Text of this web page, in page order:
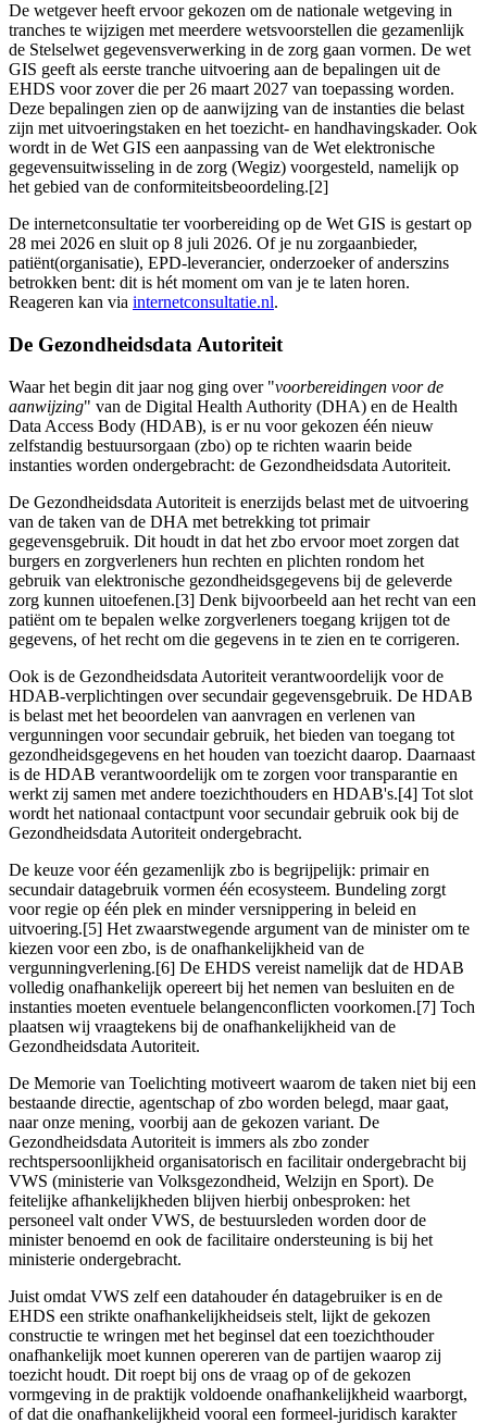
De wetgever heeft ervoor gekozen om de nationale wetgeving in
tranches te wijzigen met meerdere wetsvoorstellen die gezamenlijk
de Stelselwet gegevensverwerking in de zorg gaan vormen. De wet
GIS geeft als eerste tranche uitvoering aan de bepalingen uit de
EHDS voor zover die per 26 maart 2027 van toepassing worden.
Deze bepalingen zien op de aanwijzing van de instanties die belast
zijn met uitvoeringstaken en het toezicht- en handhavingskader. Ook
wordt in de Wet GIS een aanpassing van de Wet elektronische
gegevensuitwisseling in de zorg (Wegiz) voorgesteld, namelijk op
het gebied van de conformiteitsbeoordeling.[2]
De internetconsultatie ter voorbereiding op de Wet GIS is gestart op
28 mei 2026 en sluit op 8 juli 2026. Of je nu zorgaanbieder,
patiënt(organisatie), EPD-leverancier, onderzoeker of anderszins
betrokken bent: dit is hét moment om van je te laten horen.
Reageren kan via internetconsultatie.nl.
De Gezondheidsdata Autoriteit
Waar het begin dit jaar nog ging over "voorbereidingen voor de
aanwijzing" van de Digital Health Authority (DHA) en de Health
Data Access Body (HDAB), is er nu voor gekozen één nieuw
zelfstandig bestuursorgaan (zbo) op te richten waarin beide
instanties worden ondergebracht: de Gezondheidsdata Autoriteit.
De Gezondheidsdata Autoriteit is enerzijds belast met de uitvoering
van de taken van de DHA met betrekking tot primair
gegevensgebruik. Dit houdt in dat het zbo ervoor moet zorgen dat
burgers en zorgverleners hun rechten en plichten rondom het
gebruik van elektronische gezondheidsgegevens bij de geleverde
zorg kunnen uitoefenen.[3] Denk bijvoorbeeld aan het recht van een
patiënt om te bepalen welke zorgverleners toegang krijgen tot de
gegevens, of het recht om die gegevens in te zien en te corrigeren.
Ook is de Gezondheidsdata Autoriteit verantwoordelijk voor de
HDAB-verplichtingen over secundair gegevensgebruik. De HDAB
is belast met het beoordelen van aanvragen en verlenen van
vergunningen voor secundair gebruik, het bieden van toegang tot
gezondheidsgegevens en het houden van toezicht daarop. Daarnaast
is de HDAB verantwoordelijk om te zorgen voor transparantie en
werkt zij samen met andere toezichthouders en HDAB's.[4] Tot slot
wordt het nationaal contactpunt voor secundair gebruik ook bij de
Gezondheidsdata Autoriteit ondergebracht.
De keuze voor één gezamenlijk zbo is begrijpelijk: primair en
secundair datagebruik vormen één ecosysteem. Bundeling zorgt
voor regie op één plek en minder versnippering in beleid en
uitvoering.[5] Het zwaarstwegende argument van de minister om te
kiezen voor een zbo, is de onafhankelijkheid van de
vergunningverlening.[6] De EHDS vereist namelijk dat de HDAB
volledig onafhankelijk opereert bij het nemen van besluiten en de
instanties moeten eventuele belangenconflicten voorkomen.[7] Toch
plaatsen wij vraagtekens bij de onafhankelijkheid van de
Gezondheidsdata Autoriteit.
De Memorie van Toelichting motiveert waarom de taken niet bij een
bestaande directie, agentschap of zbo worden belegd, maar gaat,
naar onze mening, voorbij aan de gekozen variant. De
Gezondheidsdata Autoriteit is immers als zbo zonder
rechtspersoonlijkheid organisatorisch en facilitair ondergebracht bij
VWS (ministerie van Volksgezondheid, Welzijn en Sport). De
feitelijke afhankelijkheden blijven hierbij onbesproken: het
personeel valt onder VWS, de bestuursleden worden door de
minister benoemd en ook de facilitaire ondersteuning is bij het
ministerie ondergebracht.
Juist omdat VWS zelf een datahouder én datagebruiker is en de
EHDS een strikte onafhankelijkheidseis stelt, lijkt de gekozen
constructie te wringen met het beginsel dat een toezichthouder
onafhankelijk moet kunnen opereren van de partijen waarop zij
toezicht houdt. Dit roept bij ons de vraag op of de gekozen
vormgeving in de praktijk voldoende onafhankelijkheid waarborgt,
of dat die onafhankelijkheid vooral een formeel-juridisch karakter